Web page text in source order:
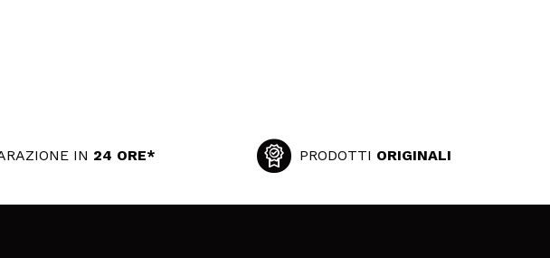
IN 24 ORE* PRODOTTI ORIGINALI